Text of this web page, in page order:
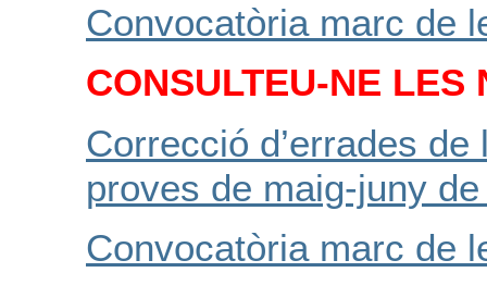
Convocatòria marc de
CONSULTEU-NE LES
Correcció d’errades
proves de maig-juny
Convocatòria marc de